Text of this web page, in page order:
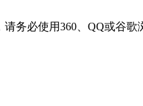
务必使用360、QQ或谷歌